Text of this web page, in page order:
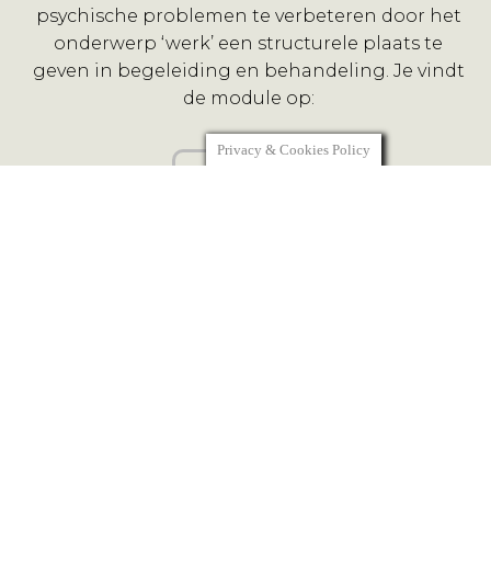
psychische problemen te verbeteren door het
onderwerp ‘werk’ een structurele plaats te
geven in begeleiding en behandeling. Je vindt
de module op:
Privacy & Cookies Policy